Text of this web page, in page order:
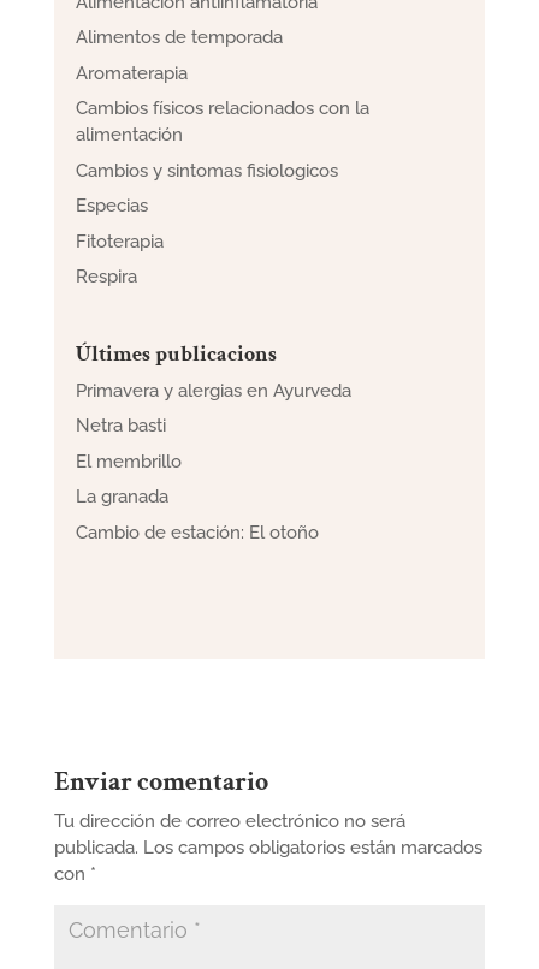
Alimentos de temporada
Aromaterapia
Cambios físicos relacionados con la
alimentación
Cambios y sintomas fisiologicos
Especias
Fitoterapia
Respira
Últimes publicacions
Primavera y alergias en Ayurveda
Netra basti
El membrillo
La granada
Cambio de estación: El otoño
Enviar comentario
Tu dirección de correo electrónico no será
publicada. Los campos obligatorios están marcados
con *